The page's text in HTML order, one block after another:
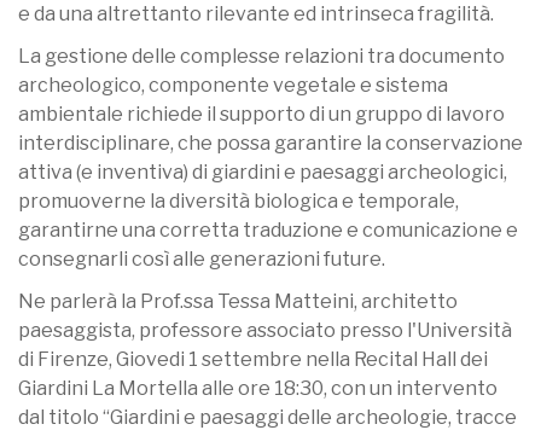
e da una altrettanto rilevante ed intrinseca fragilità.
La gestione delle complesse relazioni tra documento
archeologico, componente vegetale e sistema
ambientale richiede il supporto di un gruppo di lavoro
interdisciplinare, che possa garantire la conservazione
attiva (e inventiva) di giardini e paesaggi archeologici,
promuoverne la diversità biologica e temporale,
garantirne una corretta traduzione e comunicazione e
consegnarli così alle generazioni future.
Ne parlerà la Prof.ssa Tessa Matteini, architetto
paesaggista, professore associato presso l'Università
di Firenze, Giovedi 1 settembre nella Recital Hall dei
Giardini La Mortella alle ore 18:30, con un intervento
dal titolo “Giardini e paesaggi delle archeologie, tracce